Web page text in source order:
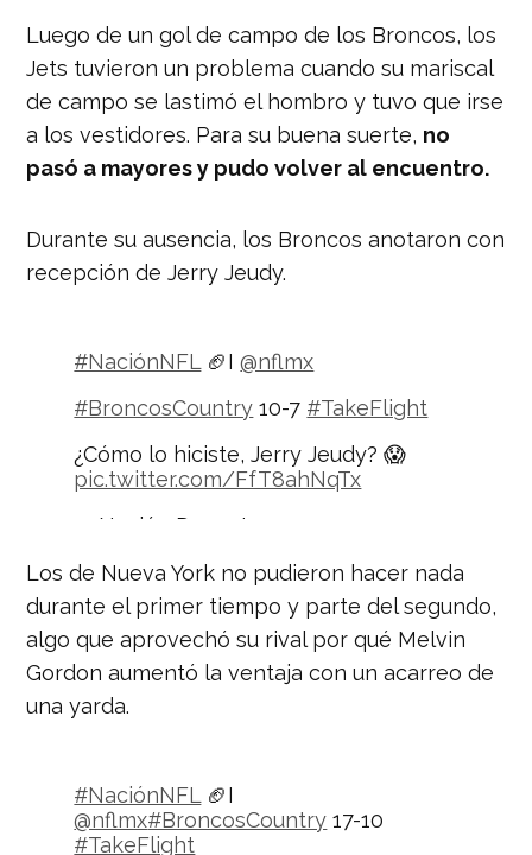
— Nación Deportes
(@naciondeportes_)
October 2, 2020
Luego de un gol de campo de los Broncos, los
Jets tuvieron un problema cuando su mariscal
de campo se lastimó el hombro y tuvo que irse
a los vestidores. Para su buena suerte, no
pasó a mayores y pudo volver al encuentro.
Durante su ausencia, los Broncos anotaron con
recepción de Jerry Jeudy.
#NaciónNFL 🏈I@nflmx
#BroncosCountry 10-7 #TakeFlight
¿Cómo lo hiciste, Jerry Jeudy? 😱
pic.twitter.com/FfT8ahNqTx
— Nación Deportes
Los de Nueva York no pudieron hacer nada
durante el primer tiempo y parte del segundo,
algo que aprovechó su rival por qué Melvin
Gordon aumentó la ventaja con un acarreo de
una yarda.
#NaciónNFL
🏈I
@nflmx#BroncosCountry 17-10
#TakeFlight